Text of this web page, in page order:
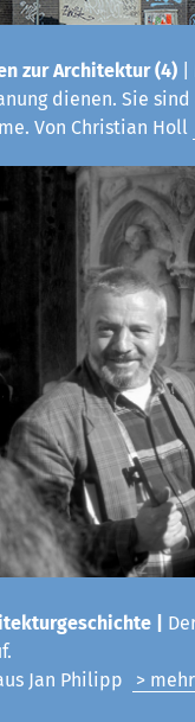
zur Architektur (4)
dienen. Sie
Von Christian Holl
|
Jan Philipp
> mehr